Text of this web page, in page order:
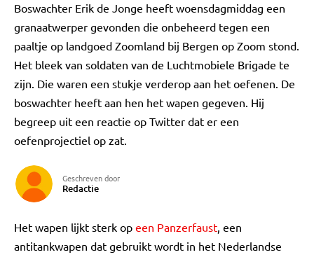
Boswachter Erik de Jonge heeft woensdagmiddag een
granaatwerper gevonden die onbeheerd tegen een
paaltje op landgoed Zoomland bij Bergen op Zoom stond.
Het bleek van soldaten van de Luchtmobiele Brigade te
zijn. Die waren een stukje verderop aan het oefenen. De
boswachter heeft aan hen het wapen gegeven. Hij
begreep uit een reactie op Twitter dat er een
oefenprojectiel op zat.
Geschreven door
Redactie
Het wapen lijkt sterk op een Panzerfaust, een
antitankwapen dat gebruikt wordt in het Nederlandse